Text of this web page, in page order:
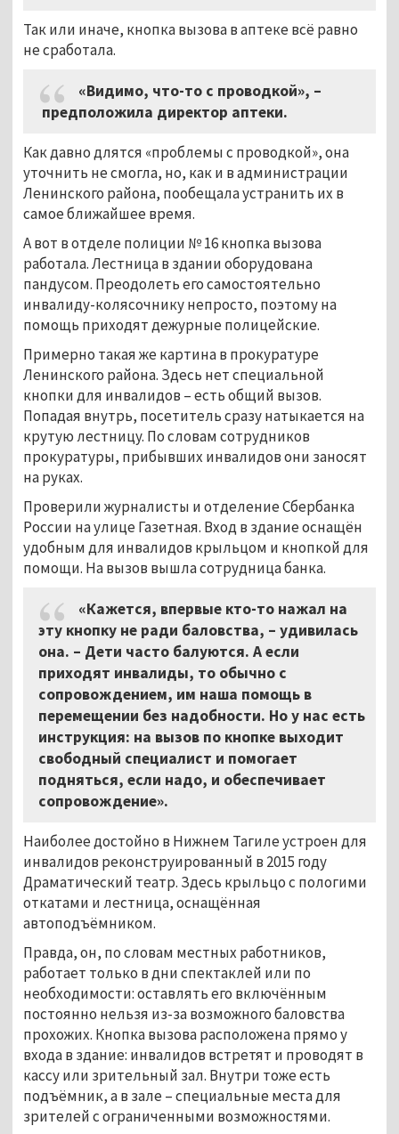
Так или иначе, кнопка вызова в аптеке всё равно
не сработала.
«Видимо, что-то с проводкой», –
предположила директор аптеки.
Как давно длятся «проблемы с проводкой», она
уточнить не смогла, но, как и в администрации
Ленинского района, пообещала устранить их в
самое ближайшее время.
А вот в отделе полиции № 16 кнопка вызова
работала. Лестница в здании оборудована
пандусом. Преодолеть его самостоятельно
инвалиду-колясочнику непросто, поэтому на
помощь приходят дежурные полицейские.
Примерно такая же картина в прокуратуре
Ленинского района. Здесь нет специальной
кнопки для инвалидов – есть общий вызов.
Попадая внутрь, посетитель сразу натыкается на
крутую лестницу. По словам сотрудников
прокуратуры, прибывших инвалидов они заносят
на руках.
Проверили журналисты и отделение Сбербанка
России на улице Газетная. Вход в здание оснащён
удобным для инвалидов крыльцом и кнопкой для
помощи. На вызов вышла сотрудница банка.
«Кажется, впервые кто-то нажал на
эту кнопку не ради баловства, – удивилась
она. – Дети часто балуются. А если
приходят инвалиды, то обычно с
сопровождением, им наша помощь в
перемещении без надобности. Но у нас есть
инструкция: на вызов по кнопке выходит
свободный специалист и помогает
подняться, если надо, и обеспечивает
сопровождение».
Наиболее достойно в Нижнем Тагиле устроен для
инвалидов реконструированный в 2015 году
Драматический театр. Здесь крыльцо с пологими
откатами и лестница, оснащённая
автоподъёмником.
Правда, он, по словам местных работников,
работает только в дни спектаклей или по
необходимости: оставлять его включённым
постоянно нельзя из-за возможного баловства
прохожих. Кнопка вызова расположена прямо у
входа в здание: инвалидов встретят и проводят в
кассу или зрительный зал. Внутри тоже есть
подъёмник, а в зале – специальные места для
зрителей с ограниченными возможностями.